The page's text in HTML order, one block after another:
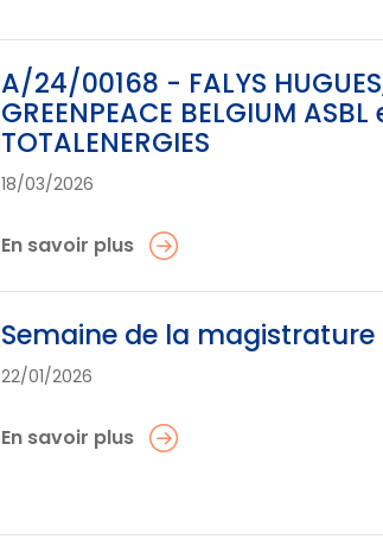
A/24/00168 - FALYS
GREENPEACE BELGIUM
TOTALENERGIES
18/03/2026
En savoir plus
Semaine de la
22/01/2026
En savoir plus